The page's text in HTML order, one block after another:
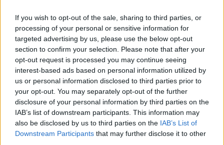
If you wish to opt-out of the sale, sharing to third parties, or
processing of your personal or sensitive information for
targeted advertising by us, please use the below opt-out
section to confirm your selection. Please note that after your
opt-out request is processed you may continue seeing
interest-based ads based on personal information utilized by
us or personal information disclosed to third parties prior to
your opt-out. You may separately opt-out of the further
disclosure of your personal information by third parties on the
IAB’s list of downstream participants. This information may
also be disclosed by us to third parties on the IAB’s List of
Downstream Participants that may further disclose it to other
Δημοφιλή αυτή την εβδομάδα